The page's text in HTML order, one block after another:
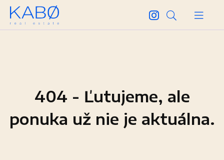
404 - Ľutujeme, ale
ponuka už nie je aktuálna.